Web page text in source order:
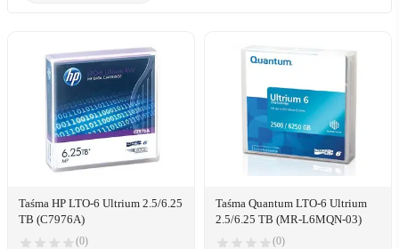
Taśma HP LTO-6 Ultrium 2.5/6.25
TB (C7976A)
(0)
Taśma Quantum LTO-6 Ultrium
2.5/6.25 TB (MR-L6MQN-03)
(0)